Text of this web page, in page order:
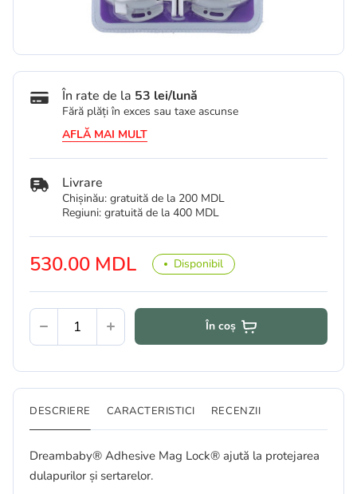
530.00 MDL Disponibil
În rate de la 53 lei/lună
Fără plăți în exces sau taxe ascunse
AFLĂ MAI MULT
Livrare
Chișinău: gratuită de la 200 MDL
Regiuni: gratuită de la 400 MDL
În coș
DESCRIERE CARACTERISTICI RECENZII
Dreambaby® Adhesive Mag Lock® ajută la protejarea
dulapurilor și sertarelor.